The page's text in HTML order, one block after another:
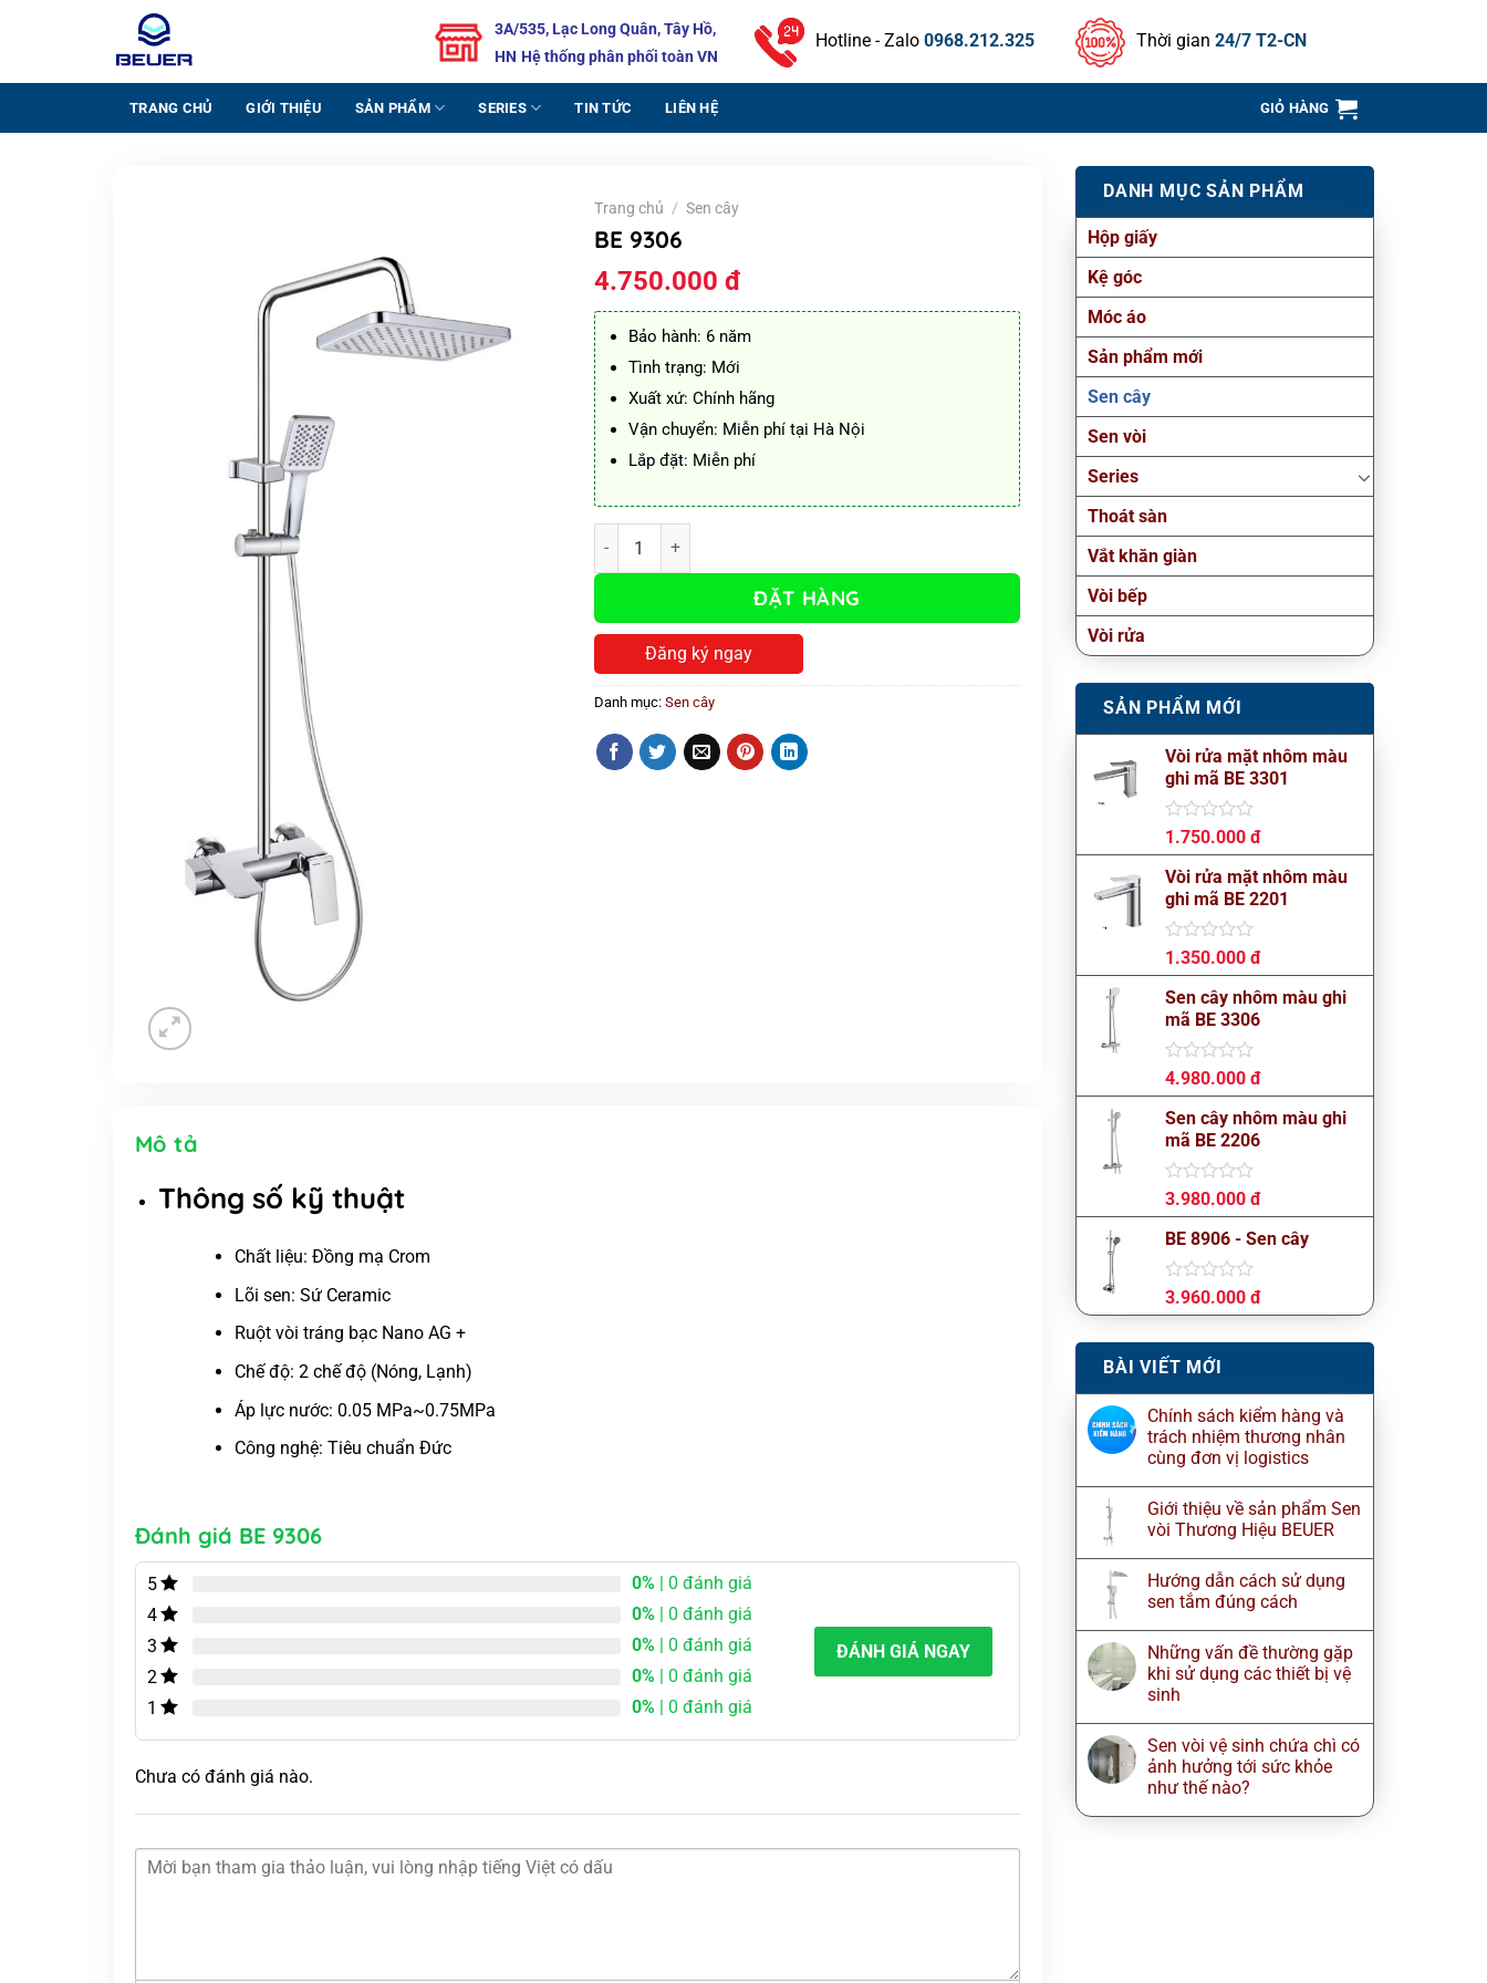
3A/535, Lạc Long Quân, Tây Hồ,
HN Hệ thống phân phối toàn VN
Hotline - Zalo 0968.212.325 Thời gian 24/7 T2-CN
TRANG CHỦ GIỚI THIỆU SẢN PHẨM SERIES TIN TỨC LIÊN HỆ GIỎ HÀNG
DANH MỤC SẢN PHẨM
Hộp giấy
Kệ góc
Móc áo
Sản phẩm mới
Sen cây
Sen vòi
Series
Thoát sàn
Vắt khăn giàn
Vòi bếp
Vòi rửa
SẢN PHẨM MỚI
Vòi rửa mặt nhôm màu
ghi mã BE 3301
Được
xếp
hạng
0
5
sao
1.750.000 đ
Vòi rửa mặt nhôm màu
ghi mã BE 2201
Được
xếp
hạng
0
5
sao
1.350.000 đ
Sen cây nhôm màu ghi
mã BE 3306
Được
xếp
hạng
0
5
sao
4.980.000 đ
Sen cây nhôm màu ghi
mã BE 2206
Được
xếp
hạng
0
5
3.980.000 đ
BE 8906 - Sen cây
Được
xếp
0
5
3.960.000 đ
BÀI VIẾT MỚI
Chính sách kiểm hàng và
trách nhiệm thương nhân
cùng đơn vị logistics
Giới thiệu về sản phẩm Sen
vòi Thương Hiệu BEUER
Hướng dẫn cách sử dụng
sen tắm đúng cách
Những vấn đề thường gặp
khi sử dụng các thiết bị vệ
sinh
Sen vòi vệ sinh chứa chì có
ảnh hưởng tới sức khỏe
như thế nào?
Trang chủ / Sen cây
BE 9306
4.750.000 đ
Bảo hành: 6 năm
Tình trạng: Mới
Xuất xứ: Chính hãng
Vận chuyển: Miễn phí tại Hà Nội
Lắp đặt: Miễn phí
ĐẶT HÀNG
Đăng ký ngay
Danh mục: Sen cây
Mô tả
Thông số kỹ thuật
Chất liệu: Đồng mạ Crom
Lõi sen: Sứ Ceramic
Ruột vòi tráng bạc Nano AG +
Chế độ: 2 chế độ (Nóng, Lạnh)
Áp lực nước: 0.05 MPa~0.75MPa
Công nghệ: Tiêu chuẩn Đức
Đánh giá BE 9306
5 0% | 0 đánh giá
4
0% | 0 đánh giá
3
0% | 0 đánh giá
2
0% | 0 đánh giá
1
0% | 0 đánh giá
ĐÁNH GIÁ NGAY
Chưa có đánh giá nào.